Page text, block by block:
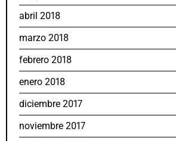
abril 2018
marzo 2018
febrero 2018
enero 2018
diciembre 2017
noviembre 2017